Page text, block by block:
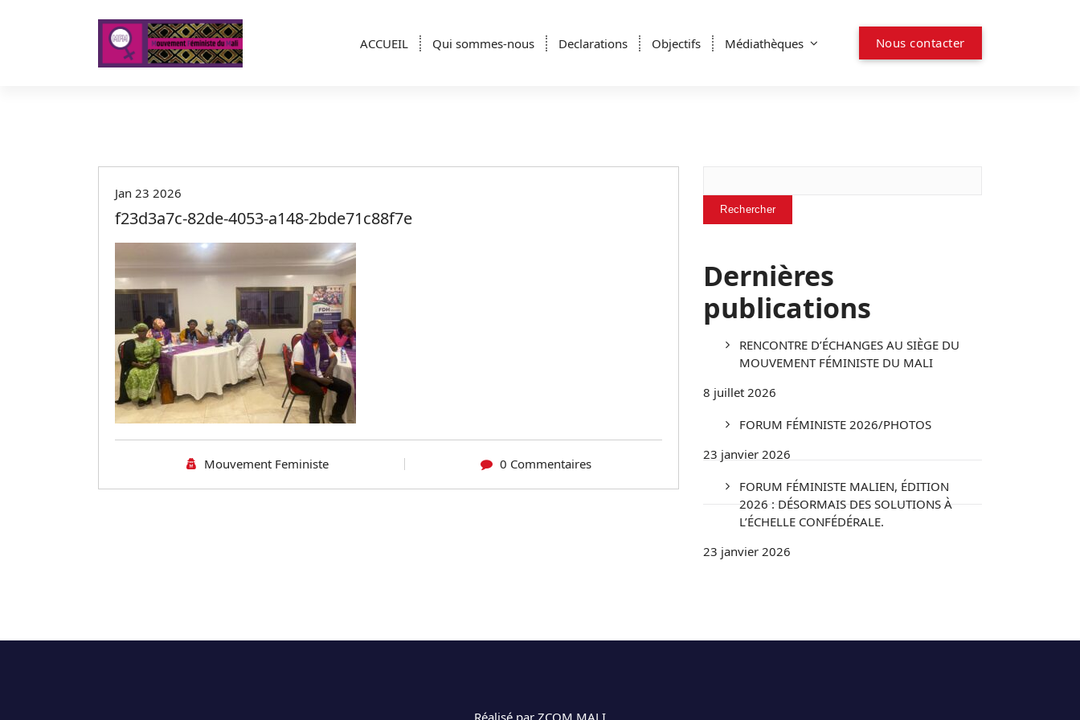
ACCUEIL Qui sommes-nous Declarations Objectifs Médiathèques Nous contacter
Jan 23 2026
f23d3a7c-82de-4053-a148-2bde71c88f7e
Mouvement Feministe 0 Commentaires
Rechercher
Dernières
publications
RENCONTRE D’ÉCHANGES AU SIÈGE DU
MOUVEMENT FÉMINISTE DU MALI
8 juillet 2026
FORUM FÉMINISTE 2026/PHOTOS
23 janvier 2026
FORUM FÉMINISTE MALIEN, ÉDITION
2026 : DÉSORMAIS DES SOLUTIONS À
L’ÉCHELLE CONFÉDÉRALE.
23 janvier 2026